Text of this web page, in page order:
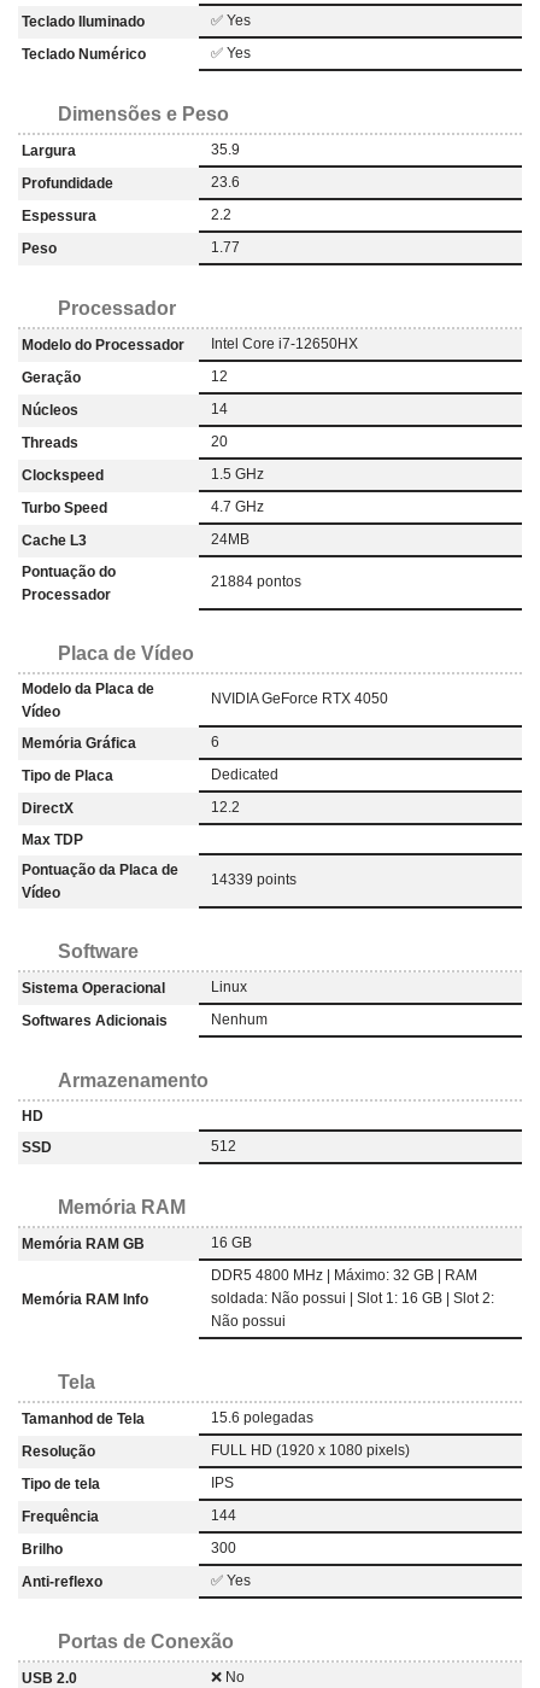
Teclado Iluminado
✅ Yes
Teclado Numérico
✅ Yes
Dimensões e Peso
Largura
35.9
Profundidade
23.6
Espessura
2.2
Peso
1.77
Processador
Modelo do Processador
Intel Core i7-12650HX
Geração
12
Núcleos
14
Threads
20
Clockspeed
1.5 GHz
Turbo Speed
4.7 GHz
Cache L3
24MB
Pontuação do
Processador
21884 pontos
Placa de Vídeo
Modelo da Placa de
Vídeo
NVIDIA GeForce RTX 4050
Memória Gráfica
6
Tipo de Placa
‎Dedicated
DirectX
12.2
Max TDP
Pontuação da Placa de
Vídeo
14339 points
Software
Sistema Operacional
Linux
Softwares Adicionais
Nenhum
Armazenamento
HD
SSD
512
Memória RAM
Memória RAM GB 16 GB
Memória RAM Info
DDR5 4800 MHz | Máximo: 32 GB | RAM
soldada: Não possui | Slot 1: 16 GB | Slot 2:
Não possui
Tela
Tamanhod de Tela
15.6 polegadas
Resolução
FULL HD (1920 x 1080 pixels)
Tipo de tela
IPS
Frequência
144
Brilho
300
Anti-reflexo
✅ Yes
Portas de Conexão
USB 2.0
❌ No